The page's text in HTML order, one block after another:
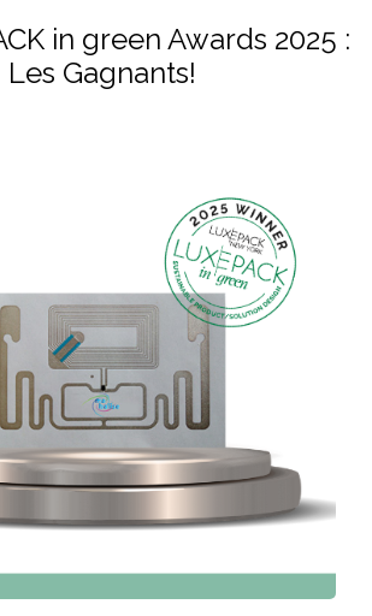
in green Awards 2025 :
Les Gagnants!